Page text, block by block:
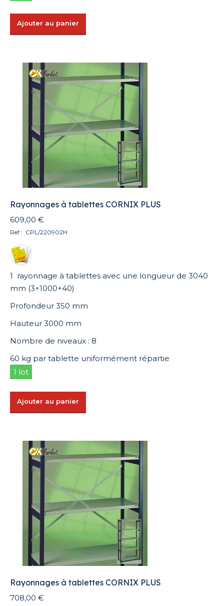
Ajouter au panier
Rayonnages à tablettes CORNIX PLUS
609,00 €
Ref : CPL/220902H
1 rayonnage à tablettes avec une longueur de 3040
mm (3×1000+40)
Profondeur 350 mm
Hauteur 3000 mm
Nombre de niveaux : 8
60 kg par tablette uniformément répartie
1 lot
Ajouter au panier
Rayonnages à tablettes CORNIX PLUS
708,00 €